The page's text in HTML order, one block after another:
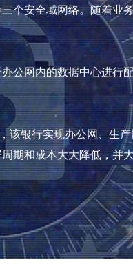
个安全域网络。随着业
公网内的数据中心进行
该银行实现办公网、生
期和成本大大降低，并